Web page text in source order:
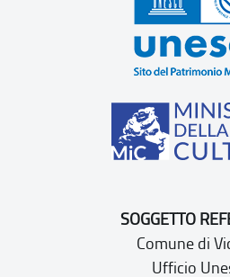
SOGGETTO
Comune di
Ufficio